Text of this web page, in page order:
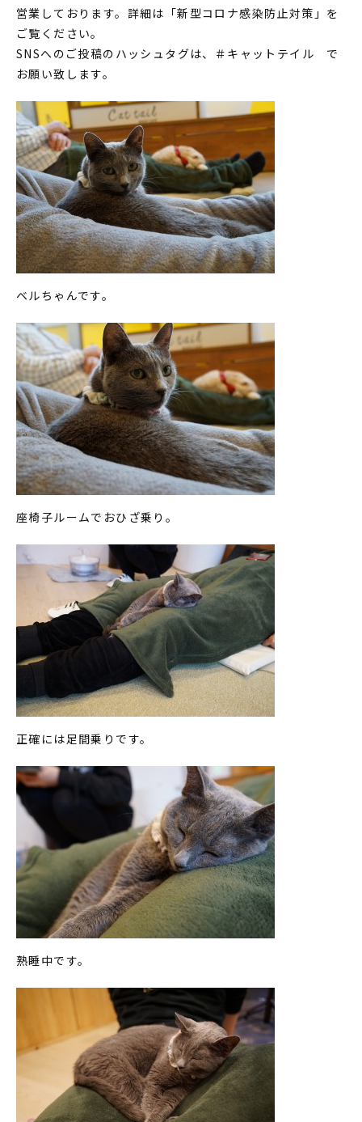
営業しております。詳細は「新型コロナ感染防止対策」を
ご覧ください。
SNSへのご投稿のハッシュタグは、＃キャットテイル で
お願い致します。
ベルちゃんです。
座椅子ルームでおひざ乗り。
正確には足間乗りです。
熟睡中です。